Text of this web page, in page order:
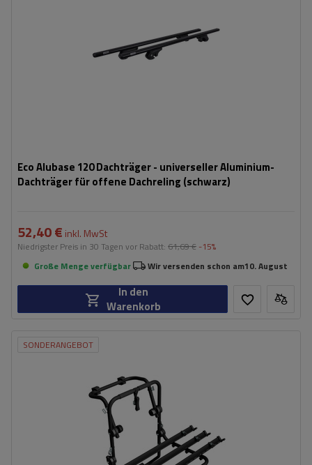
Eco Alubase 120 Dachträger - universeller Aluminium-
Dachträger für offene Dachreling (schwarz)
52,40 € inkl. MwSt
Niedrigster Preis in 30 Tagen vor Rabatt: 61,69 € -15%
Große Menge verfügbar
Wir versenden schon am10. August
In den
Warenkorb
SONDERANGEBOT
universelles Montagesystem
kompatibel mit allen Karosseriearten